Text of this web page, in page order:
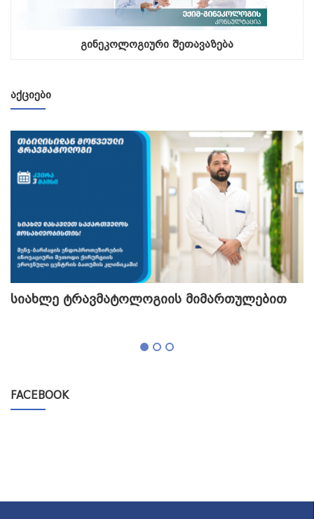
გინეკოლოგიური შეთავაზება
ᲐᲥᲪᲘᲔᲑᲘ
სიახლე ტრავმატოლოგიის მიმართულებით
FACEBOOK